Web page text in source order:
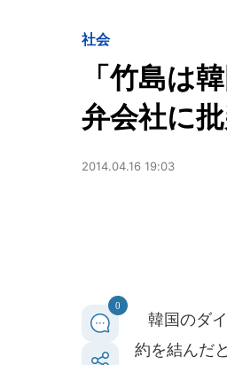
社会
「竹島は
弁会社に
2014.04.16 19:03
0
韓国のダ
約を結んだ